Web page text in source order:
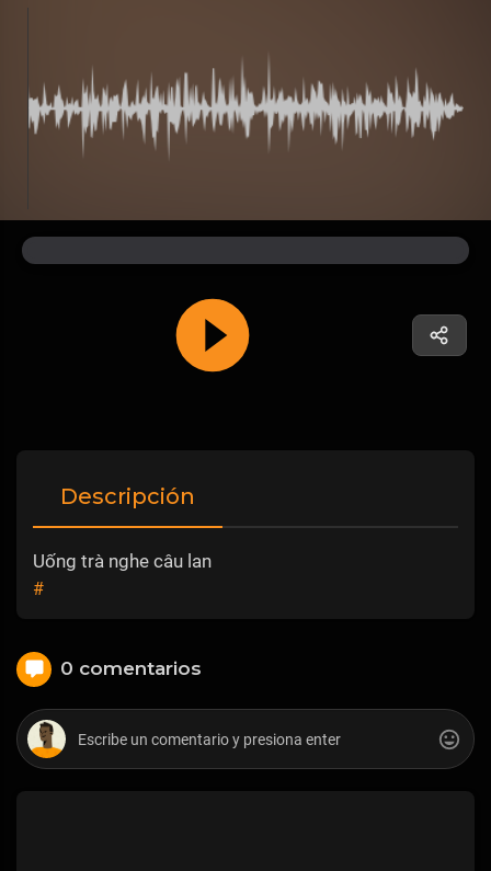
Descripción
Uống trà nghe câu lan
#
0 comentarios